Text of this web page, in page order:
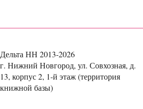
Дельта НН 2013-2026
г. Нижний Новгород, ул. Совхозная, д.
13, корпус 2, 1-й этаж (территория
книжной базы)